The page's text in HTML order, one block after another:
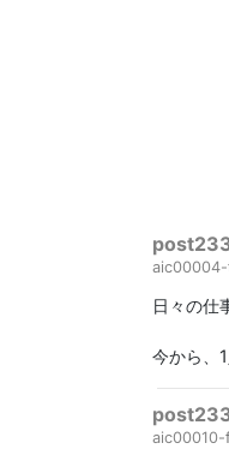
aic00004-
日々の仕
今から、
aic00010-